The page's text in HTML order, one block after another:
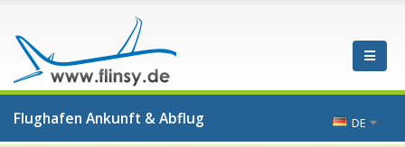
Flughafen Ankunft & Abflug DE